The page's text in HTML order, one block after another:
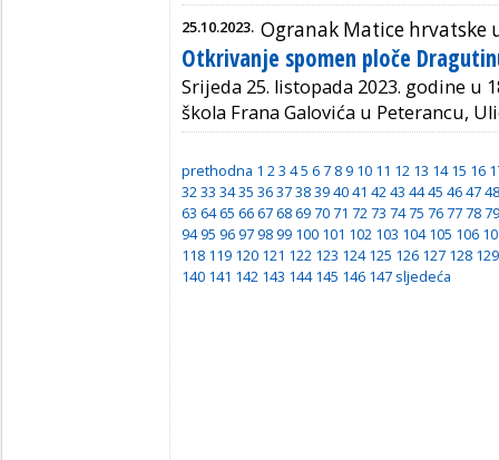
25.10.2023. Ogranak Matice hrvatske
Otkrivanje spomen ploče
Srijeda 25. listopada 2023. godine u
škola Frana Galovića u Peterancu,
prethodna 1 23 45 6 7 8 9 10 11 12 13 14 15 16
3233 3435 363738394041 4243 4445 464748
63 64 65 66 67 68 69 70 71 72 73 74 75 76 77 78 79
94 95 96 97 98 99 100 101 102 103 104 105 106
118 119 120 121 122 123 124 125 126 127 128 129
140 141 142 143 144 145 146 147 sljedeća